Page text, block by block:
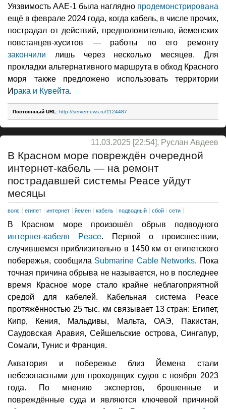
Уязвимость AAE-1 была наглядно продемонстрирована
ещё в феврале 2024 года, когда кабель, в числе прочих,
пострадал от действий, предположительно, йеменских
повстанцев-хуситов — работы по его ремонту
закончили лишь через несколько месяцев. Для
прокладки альтернативного маршрута в обход Красного
моря также предложено использовать территории
И рака и Кувейта.
Постоянный URL: http://servernews.ru/1124487
11.03.2025 [22:54], Руслан Авдеев
В Красном море повреждён очередной
интернет-кабель — на ремонт
пострадавшей системы Peace уйдут
месяцы
волс египет интернет йемен кабель подводный сбой сети
В Красном море произошёл обрыв подводного
интернет-кабеля Peace. Первой о происшествии,
случившемся приблизительно в 1450 км от египетского
побережья, сообщила Submarine Cable Networks. Пока
точная причина обрыва не называется, но в последнее
время Красное море стало крайне неблагоприятной
средой для кабелей. Кабельная система Peace
протяжённостью 25 тыс. км связывает 13 стран: Египет,
Кипр, Кения, Мальдивы, Мальта, ОАЭ, Пакистан,
Саудовская Аравия, Сейшельские острова, Сингапур,
Сомали, Тунис и Франция.
Акватория и побережье близ Йемена стали
небезопасными для проходящих судов с ноября 2023
года. По мнению экспертов, брошенные и
повреждённые суда и являются ключевой причиной